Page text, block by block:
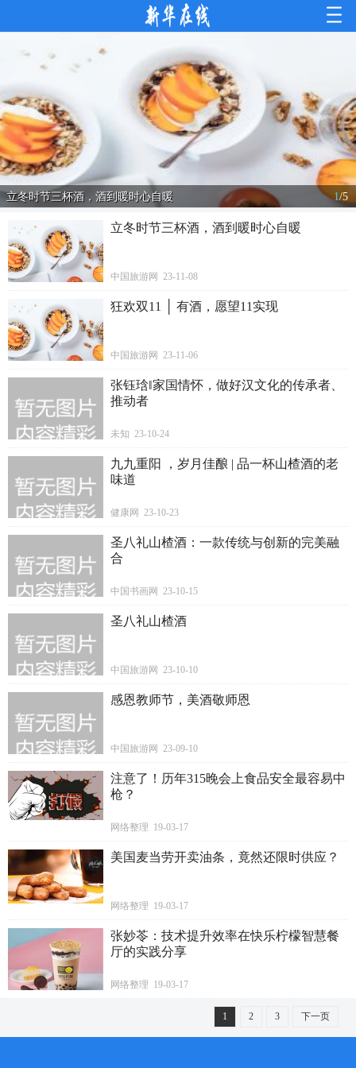
立冬时节三杯酒，酒到暖时心自暖 1/5
立冬时节三杯酒，酒到暖时心自暖
中国旅游网 23-11-08
狂欢双11 │ 有酒，愿望11实现
中国旅游网 23-11-06
张钰琀‖家国情怀，做好汉文化的传承者、
推动者
未知 23-10-24
九九重阳 ，岁月佳酿 | 品一杯山楂酒的老
味道
健康网 23-10-23
圣八礼山楂酒：一款传统与创新的完美融
合
中国书画网 23-10-15
圣八礼山楂酒
中国旅游网 23-10-10
感恩教师节，美酒敬师恩
中国旅游网 23-09-10
注意了！历年315晚会上食品安全最容易中
枪？
网络整理 19-03-17
美国麦当劳开卖油条，竟然还限时供应？
网络整理 19-03-17
张妙苓：技术提升效率在快乐柠檬智慧餐
厅的实践分享
网络整理 19-03-17
1 2 3 下一页